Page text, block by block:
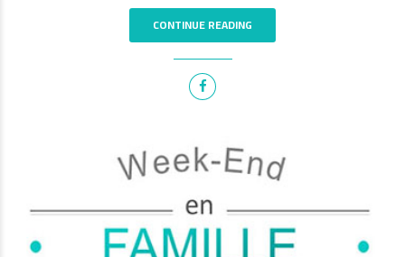
CONTINUE READING